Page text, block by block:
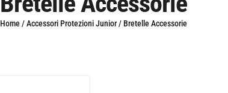
Home/Accessori Protezioni Junior/ Bretelle Accessorie